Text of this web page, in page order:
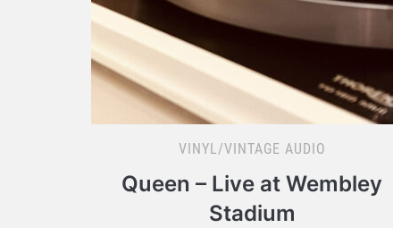
VINYL/VINTAGE AUDIO
Queen – Live at Wembley
Stadium